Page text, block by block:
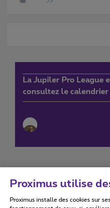
La Jupiler Pro League
consultez le
Conditions d'utilisation
Proximus utilise
Proximus installe des cookies sur